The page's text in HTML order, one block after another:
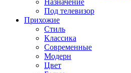
Назначение
Под телевизор
Прихожие
Стиль
Классика
Современные
Модерн
Цвет